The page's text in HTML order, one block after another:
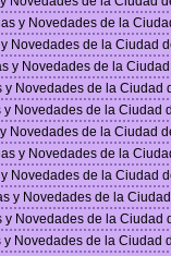
y Novedades de la
Novedades de la Ciudad
y Novedades de la
y Novedades de la Ciudad
y Novedades de la Ciudad
Novedades de la Ciudad
y Novedades de la
Novedades de la Ciudad
y Novedades de la
y Novedades de la Ciudad
y Novedades de la Ciudad